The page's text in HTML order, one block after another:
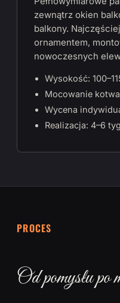
zewnątrz okien
balkony.
ornamentem,
nowoczesnych
Wysokość:
Mocowanie
Wycena
Realizacja: 4–6
PROCES
Od pomysłu po